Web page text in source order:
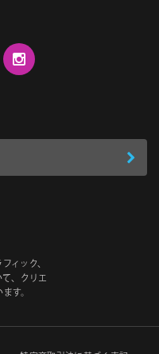
登
ィック、
、クリエ
す。